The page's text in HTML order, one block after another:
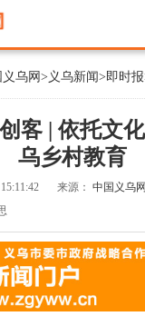
义乌网> 义乌新闻>即时报
客 | 依托文
乌乡村教育
来源：中国义乌网